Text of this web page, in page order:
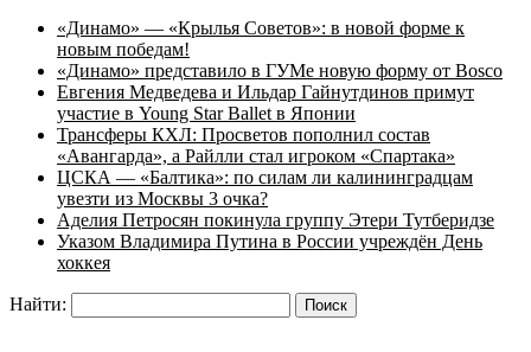
«Динамо» — «Крылья Советов»: в новой форме к
новым победам!
«Динамо» представило в ГУМе новую форму от Bosco
Евгения Медведева и Ильдар Гайнутдинов примут
участие в Young Star Ballet в Японии
Трансферы КХЛ: Просветов пополнил состав
«Авангарда», а Райлли стал игроком «Спартака»
ЦСКА — «Балтика»: по силам ли калининградцам
увезти из Москвы 3 очка?
Аделия Петросян покинула группу Этери Тутберидзе
Указом Владимира Путина в России учреждён День
хоккея
Найти: